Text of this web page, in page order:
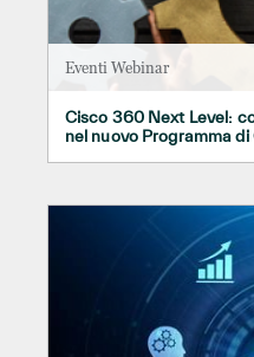
Eventi Webinar
Cisco 360 Next Level:
nel nuovo Programma di